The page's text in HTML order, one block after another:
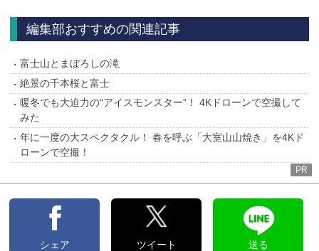
編集部おすすめの関連記事
富士山とまぼろしの滝
絶景の千本桜と富士
暖冬でも大迫力の“アイスモンスター”！ 4Kドローンで空撮して
みた
年に一度の大スペクタクル！ 春を呼ぶ「大室山山焼き」を4Kド
ローンで空撮！
PR
シェア ツイート 送る